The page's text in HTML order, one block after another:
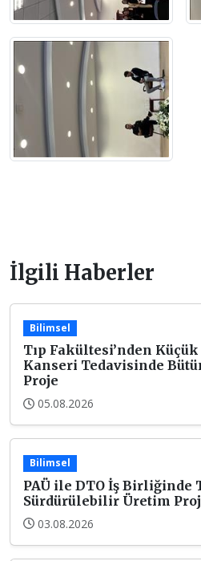
İlgili Haberler
Bilimsel
Tıp Fakültesi’nden
Kanseri Tedavisinde
Proje
05.08.2026
Bilimsel
PAÜ ile DTO İş Birliğinde
Sürdürülebilir Üretim
03.08.2026